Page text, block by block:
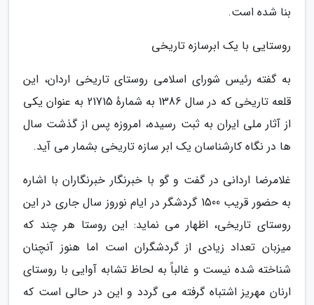
بنا شده است.
روستایی با یک ابرسازه تاریخی
به گفته رئیس شورای اسلامی روستای تاریخی اردان، این
قلعه تاریخی که در سال 1386 به شمارهٔ 21715 به عنوان یکی
از آثار ملی ایران به ثبت رسیده، امروزه پس از گذشت سال
ها در نگاه کارشناسان یک ابر سازه تاریخی بشمار می آید.
غلامرضا اردانی در گفت و گو با خبرنگار خبرنگاران با اشاره
به حضور قریب 1500 گردشگر در ایام نوروز سال جاری در این
روستای تاریخی، اظهار می نماید: این روستا هر چند که
میزبان تعداد زیادی از گردشگران است اما هنوز آنچنان
شناخته شده نیست و غالباً به لحاظ تشابه آوایی با روستای
ارنان مهریز اشتباه گرفته می گردد و این در حالی است که